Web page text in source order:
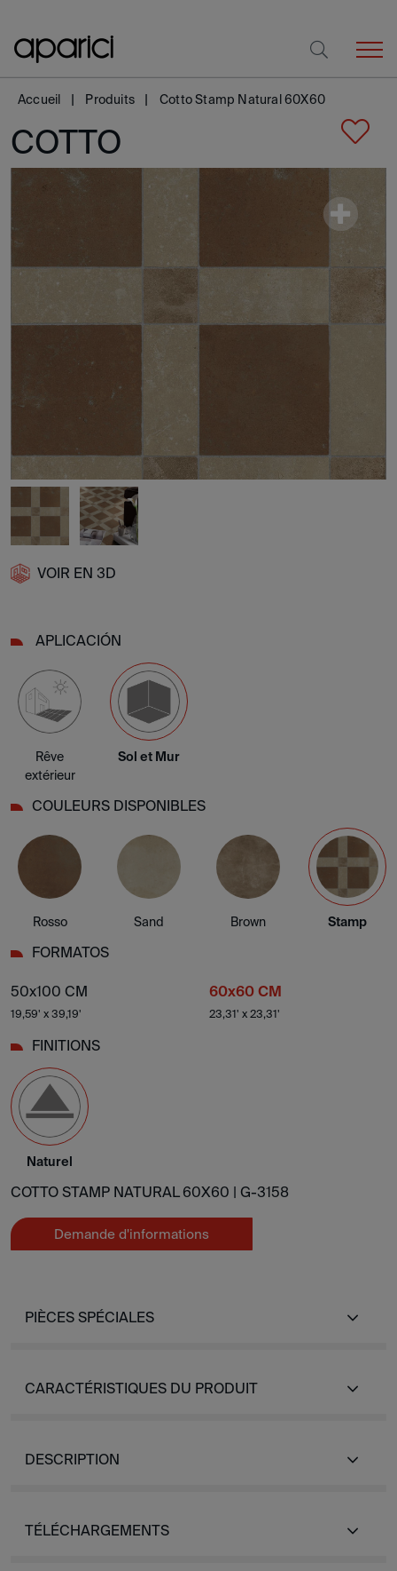
Accueil Produits Cotto Stamp Natural 60X60
COTTO
VOIR EN 3D
APLICACIÓN
Rêve
extérieur
Sol et Mur
COULEURS DISPONIBLES
Rosso Sand Brown Stamp
FORMATOS
50x100 CM
19,59' x 39,19'
60x60 CM
23,31' x 23,31'
FINITIONS
Naturel
COTTO STAMP NATURAL 60X60 | G-3158
Demande d'informations
PIÈCES SPÉCIALES
CARACTÉRISTIQUES DU PRODUIT
DESCRIPTION
TÉLÉCHARGEMENTS